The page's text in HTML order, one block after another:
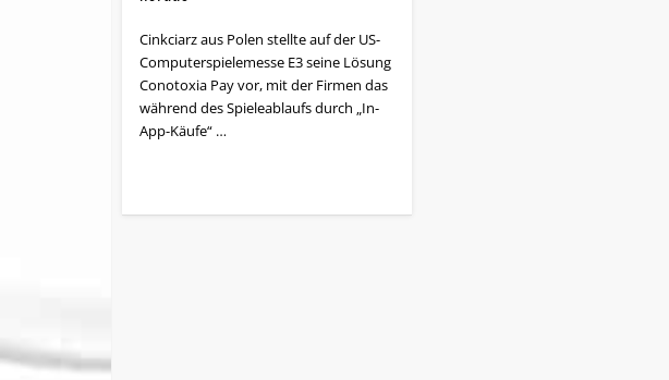
Cinkciarz aus Polen stellte auf der US-
Computerspielemesse E3 seine Lösung
Conotoxia Pay vor, mit der Firmen das
während des Spieleablaufs durch „In-
App-Käufe“ …